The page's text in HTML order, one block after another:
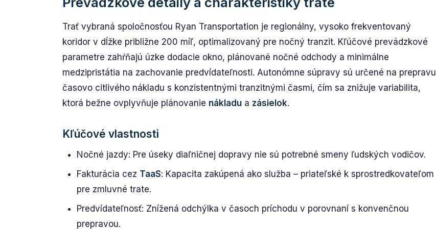
Trať vybraná spoločnosťou Ryan Transportation je regionálny, vysoko frekventovaný
koridor v dĺžke približne 200 míľ, optimalizovaný pre nočný tranzit. Kľúčové prevádzkové
parametre zahŕňajú úzke dodacie okno, plánované nočné odchody a minimálne
medzipristátia na zachovanie predvídateľnosti. Autonómne súpravy sú určené na prepravu
časovo citlivého nákladu s konzistentnými tranzitnými časmi, čím sa znižuje variabilita,
ktorá bežne ovplyvňuje plánovanie nákladu a zásielok.
Kľúčové vlastnosti
Nočné jazdy: Pre úseky diaľničnej dopravy nie sú potrebné smeny ľudských vodičov.
Fakturácia cez TaaS: Kapacita zakúpená ako služba – priateľské k sprostredkovateľom
pre zmluvné trate.
Predvídateľnosť: Znížená odchýlka v časoch príchodu v porovnaní s konvenčnou
prepravou.